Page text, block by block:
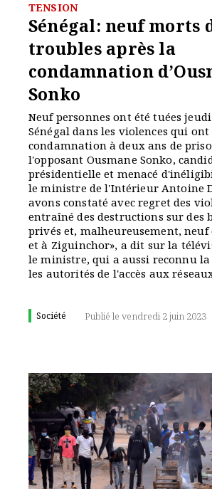
TENSION
Sénégal: neuf morts
troubles après la
condamnation
Sonko
Neuf personnes ont été tuées
Sénégal dans les violences qui
condamnation à deux ans de
l'opposant Ousmane Sonko,
présidentielle et menacé
le ministre de l'Intérieur Antoine
avons constaté avec regret des
entraîné des destructions sur des
privés et, malheureusement, neuf
et à Ziguinchor», a dit sur la
le ministre, qui a aussi reconnu
les autorités de l'accès aux
Société Publié le vendredi 2 juin 2023